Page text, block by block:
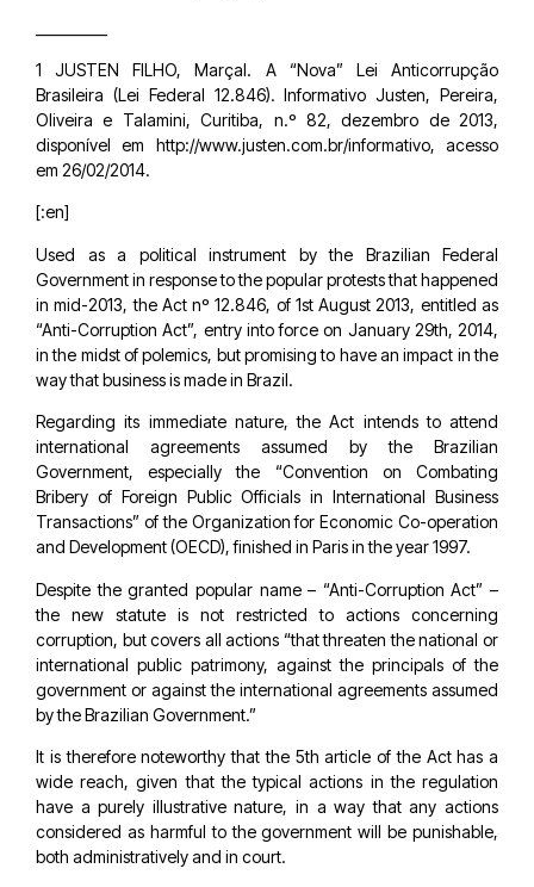
1 JUSTEN FILHO, Marçal. A “Nova” Lei Anticorrupção
Brasileira (Lei Federal 12.846). Informativo Justen, Pereira,
Oliveira e Talamini, Curitiba, n.º 82, dezembro de 2013,
disponível em http://www.justen.com.br/informativo, acesso
em 26/02/2014.
[:en]
Used as a political instrument by the Brazilian Federal
Government in response to the popular protests that happened
in mid-2013, the Act nº 12.846, of 1st August 2013, entitled as
“Anti-Corruption Act”, entry into force on January 29th, 2014,
in the midst of polemics, but promising to have an impact in the
way that business is made in Brazil.
Regarding its immediate nature, the Act intends to attend
international agreements assumed by the Brazilian
Government, especially the “Convention on Combating
Bribery of Foreign Public Officials in International Business
Transactions” of the Organization for Economic Co-operation
and Development (OECD), finished in Paris in the year 1997.
Despite the granted popular name – “Anti-Corruption Act” –
the new statute is not restricted to actions concerning
corruption, but covers all actions “that threaten the national or
international public patrimony, against the principals of the
government or against the international agreements assumed
by the Brazilian Government.”
It is therefore noteworthy that the 5th article of the Act has a
wide reach, given that the typical actions in the regulation
have a purely illustrative nature, in a way that any actions
considered as harmful to the government will be punishable,
both administratively and in court.